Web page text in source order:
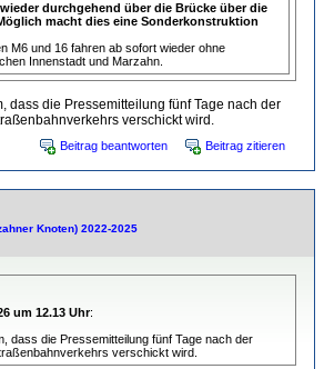
durchgehend über die Brücke über die
macht dies eine Sonderkonstruktion
M6 und 16 fahren ab sofort wieder ohne
Innenstadt und Marzahn.
dass die Pressemitteilung fünf Tage nach der
verschickt wird.
Beitrag beantworten Beitrag zitieren
Knoten) 2022-2025
um 12.13 Uhr:
dass die Pressemitteilung fünf Tage nach der
verschickt wird.